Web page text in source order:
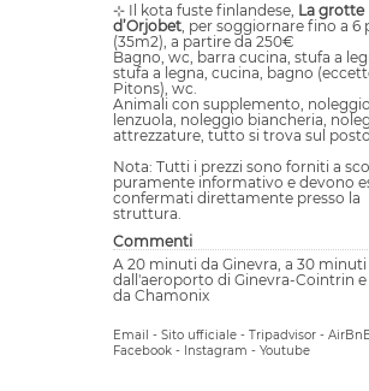
⊹ Il kota fuste finlandese, La grotte
d’Orjobet, per soggiornare fino a 6
(35m2), a partire da 250€
Bagno, wc, barra cucina, stufa a
stufa a legna, cucina, bagno
Pitons), wc.
Animali con supplemento, noleggio
lenzuola, noleggio biancheria,
attrezzature, tutto si trova sul
Nota: Tutti i prezzi sono forniti a
puramente informativo e devono
confermati direttamente presso la
struttura.
Commenti
A 20 minuti da Ginevra, a 30 minuti
dall'aeroporto di Ginevra-Cointrin e
da Chamonix
Email - Sito ufficiale - Tripadvisor -
Facebook - Instagram - Youtube